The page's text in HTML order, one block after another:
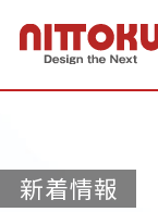
新着情報